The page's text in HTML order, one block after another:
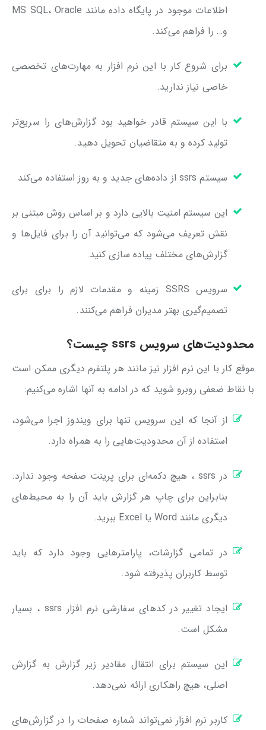
اطلاعات موجود در پایگاه داده مانند MS SQL، Oracle
و… را فراهم می‌کند.
برای شروع کار با این نرم افزار به مهارت‌های تخصصی
خاصی نیاز ندارید.
با این سیستم قادر خواهید بود گزارش‌های را سریع‌تر
تولید کرده و به متقاضیان تحویل دهید.
سیستم ssrs از داده‌های جدید و به روز استفاده می‌کند
این سیستم امنیت بالایی دارد و بر اساس روش مبتنی بر
نقش تعریف می‌شود که می‌توانید آن را برای فایل‌ها و
گزارش‌های مختلف پیاده سازی کنید.
سرویس SSRS زمینه و مقدمات لازم را برای برای
تصمیم‌گیری بهتر مدیران فراهم می‌کنند.
محدودیت‌های سرویس ssrs چیست؟
موقع کار با این نرم افزار نیز مانند هر پلتفرم دیگری ممکن است
با نقاط ضعفی روبرو شوید که در ادامه به آنها اشاره می‌کنیم:
از آنجا که این سرویس تنها برای ویندوز اجرا می‌شود،
استفاده از آن محدودیت‌هایی را به همراه دارد.
در ssrs ، هیچ دکمه‌ای برای پرینت صفحه وجود ندارد.
بنابراین برای چاپ هر گزارش باید آن را به محیط‌های
دیگری مانند Word یا Excel ببرید.
در تمامی گزارشات، پارامترهایی وجود دارد که باید
توسط کاربران پذیرفته شود.
ایجاد تغییر در کدهای سفارشی نرم افزار ssrs ، بسیار
مشکل است.
این سیستم برای انتقال مقادیر زیر گزارش به گزارش
اصلی، هیچ راهکاری ارائه نمی‌دهد.
کاربر نرم افزار نمی‌تواند شماره صفحات را در گزارش‌های